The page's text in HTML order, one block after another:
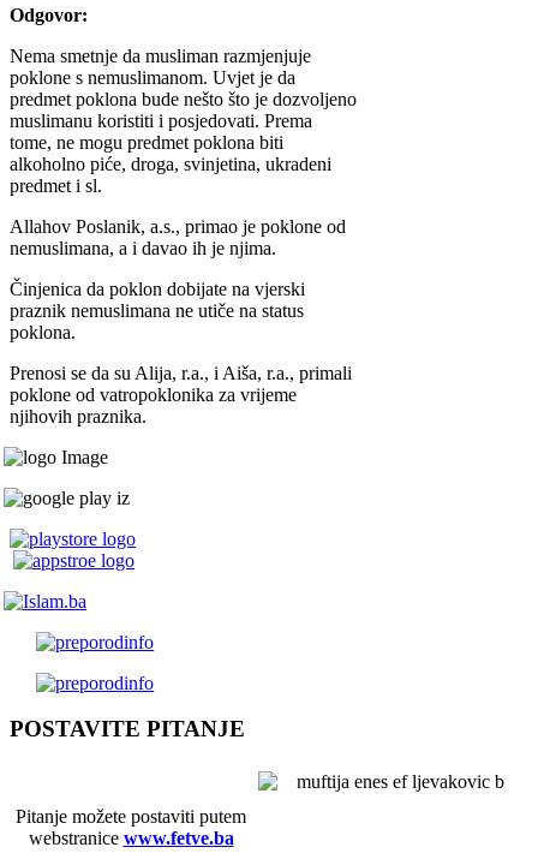
Odgovor:
Nema smetnje da musliman razmjenjuje
poklone s nemuslimanom. Uvjet je da
predmet poklona bude nešto što je dozvoljeno
muslimanu koristiti i posjedovati. Prema
tome, ne mogu predmet poklona biti
alkoholno piće, droga, svinjetina, ukradeni
predmet i sl.
Allahov Poslanik, a.s., primao je poklone od
nemuslimana, a i davao ih je njima.
Činjenica da poklon dobijate na vjerski
praznik nemuslimana ne utiče na status
poklona.
Prenosi se da su Alija, r.a., i Aiša, r.a., primali
poklone od vatropoklonika za vrijeme
njihovih praznika.
POSTAVITE PITANJE
Pitanje možete postaviti putem
webstranice www.fetve.ba